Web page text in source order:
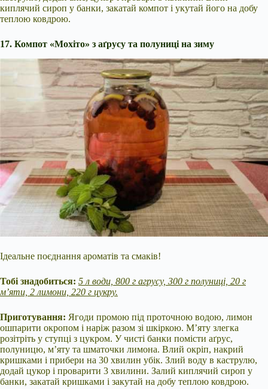
киплячий сироп у банки, закатай компот і укутай його на добу
теплою ковдрою.
17. Компот «Мохіто» з аґрусу та полуниці на зиму
Ідеальне поєднання ароматів та смаків!
Тобі знадобиться: 5 л води, 800 г агрусу, 300 г полуниці, 20 г
м’яти, 2 лимони, 220 г цукру.
Приготування: Ягоди промою під проточною водою, лимон
ошпарити окропом і наріж разом зі шкіркою. М’яту злегка
розітріть у ступці з цукром. У чисті банки помісти аґрус,
полуницю, м’яту та шматочки лимона. Влий окріп, накрий
кришками і прибери на 30 хвилин убік. Злий воду в каструлю,
додай цукор і проварити 3 хвилини. Залий киплячий сироп у
банки, закатай кришками і закутай на добу теплою ковдрою.